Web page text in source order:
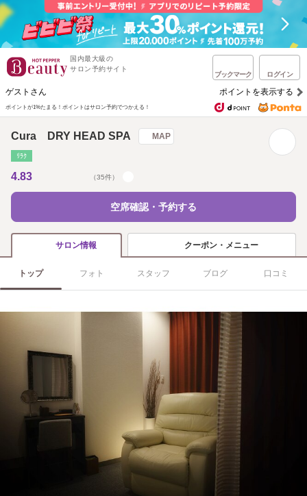
国内最大級の
サロン予約サイト
ブックマーク ログイン
ゲストさん ポイントを表示する
ポイントが1%たまる！ ポイントはサロン予約でつかえる！
Cura DRY HEAD SPA MAP
ﾘﾗｸ
4.83 （35件）
空席確認・予約する
サロン情報 クーポン・メニュー
トップ フォト スタッフ ブログ 口コミ